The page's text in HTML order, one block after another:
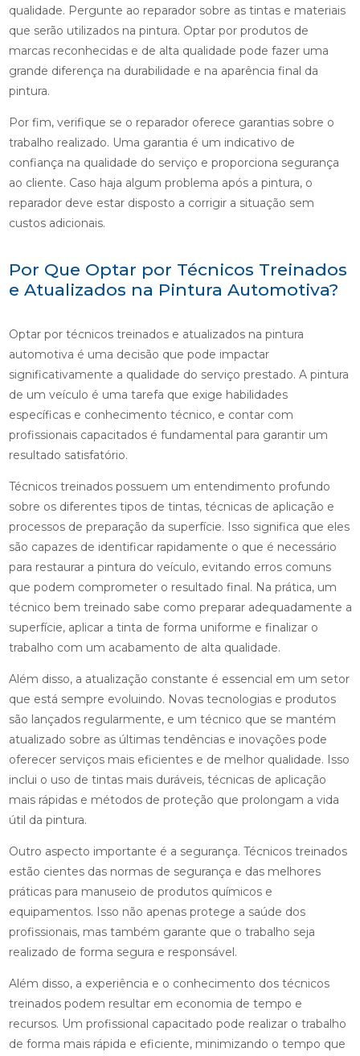
qualidade. Pergunte ao reparador sobre as tintas e materiais
que serão utilizados na pintura. Optar por produtos de
marcas reconhecidas e de alta qualidade pode fazer uma
grande diferença na durabilidade e na aparência final da
pintura.
Por fim, verifique se o reparador oferece garantias sobre o
trabalho realizado. Uma garantia é um indicativo de
confiança na qualidade do serviço e proporciona segurança
ao cliente. Caso haja algum problema após a pintura, o
reparador deve estar disposto a corrigir a situação sem
custos adicionais.
Por Que Optar por Técnicos Treinados
e Atualizados na Pintura Automotiva?
Optar por técnicos treinados e atualizados na pintura
automotiva é uma decisão que pode impactar
significativamente a qualidade do serviço prestado. A pintura
de um veículo é uma tarefa que exige habilidades
específicas e conhecimento técnico, e contar com
profissionais capacitados é fundamental para garantir um
resultado satisfatório.
Técnicos treinados possuem um entendimento profundo
sobre os diferentes tipos de tintas, técnicas de aplicação e
processos de preparação da superfície. Isso significa que eles
são capazes de identificar rapidamente o que é necessário
para restaurar a pintura do veículo, evitando erros comuns
que podem comprometer o resultado final. Na prática, um
técnico bem treinado sabe como preparar adequadamente a
superfície, aplicar a tinta de forma uniforme e finalizar o
trabalho com um acabamento de alta qualidade.
Além disso, a atualização constante é essencial em um setor
que está sempre evoluindo. Novas tecnologias e produtos
são lançados regularmente, e um técnico que se mantém
atualizado sobre as últimas tendências e inovações pode
oferecer serviços mais eficientes e de melhor qualidade. Isso
inclui o uso de tintas mais duráveis, técnicas de aplicação
mais rápidas e métodos de proteção que prolongam a vida
útil da pintura.
Outro aspecto importante é a segurança. Técnicos treinados
estão cientes das normas de segurança e das melhores
práticas para manuseio de produtos químicos e
equipamentos. Isso não apenas protege a saúde dos
profissionais, mas também garante que o trabalho seja
realizado de forma segura e responsável.
Além disso, a experiência e o conhecimento dos técnicos
treinados podem resultar em economia de tempo e
recursos. Um profissional capacitado pode realizar o trabalho
de forma mais rápida e eficiente, minimizando o tempo que